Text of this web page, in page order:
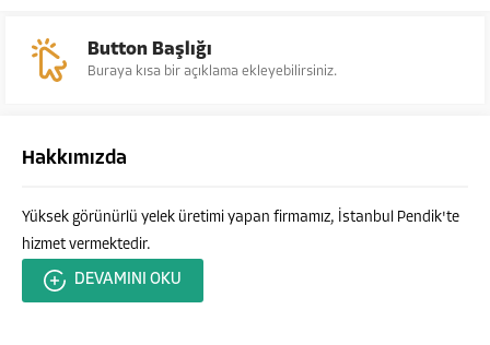
Button Başlığı
Buraya kısa bir açıklama ekleyebilirsiniz.
Hakkımızda
Yüksek görünürlü yelek üretimi yapan firmamız, İstanbul Pendik'te
hizmet vermektedir.
DEVAMINI OKU